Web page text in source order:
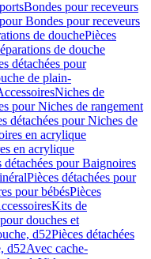
Bondes pour receveurs
Bondes pour receveurs
de douchePièces
de douche
détachées pour
de plain-
Niches de
pour Niches de rangement
détachées pour Niches de
en acrylique
en acrylique
détachées pour Baignoires
Pièces détachées pour
pour bébésPièces
Kits de
douches et
d52Pièces détachées
d52Avec cache-